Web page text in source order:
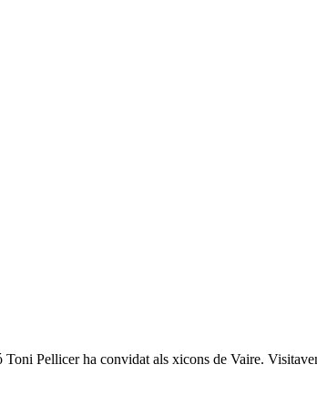
Pellicer ha convidat als xicons de Vaire.